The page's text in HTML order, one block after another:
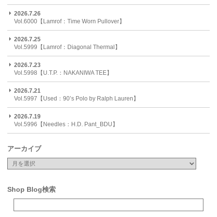
2026.7.26
Vol.6000【Lamrof：Time Worn Pullover】
2026.7.25
Vol.5999【Lamrof：Diagonal Thermal】
2026.7.23
Vol.5998【U.T.P.：NAKANIWA TEE】
2026.7.21
Vol.5997【Used：90’s Polo by Ralph Lauren】
2026.7.19
Vol.5996【Needles：H.D. Pant_BDU】
アーカイブ
Shop Blog検索